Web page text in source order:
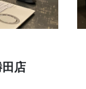
店